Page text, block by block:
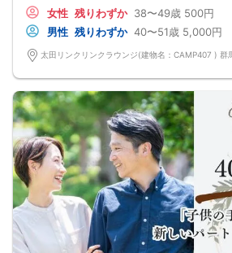
【プロフィールカードとは】
会話が盛り上がるようプロフィールカードをご用意して
★話題探しにもう悩まなくても大丈夫です★
貴方に代わり良い印象だった方にマッチングカードを
【1】好印象の方の番号をお書き下さい(最大5枚出せま
【2】名前･連絡先･メッセージをお書き下さい♪
【3】連絡先をお伝えする方法になるので積極的にご活
★気に入った方だけに自分の連絡先をカードで教えれ
皆様のご参加お待ちしております♪
秋は紅葉がキレイな京都へ
冬は草津で雪見温泉
旅行好きのお相手となら
1年中、ステキな思い出が作れますね。
さらに
”前回参加の男性一部紹介！
40代／営業職役員／身長177cm／明るい性格で紳士
40代／会社経営者／年収900万円以上
40代／国家公務員／年収800万円以上
などなど魅力的な方が多数でした！
県内最大数10対10！トークタイム中の連絡先交換自由
①＼群馬最大級の男女10対10／
多すぎず少なすぎず、参加者様が求める理想の人数を作
（最小催行人数3:3）
②直接の連絡先交換自由♪
気の合う方がいたら直接連絡先交換してもOK！
トークタイムについて♪
1対1の着席型トークタイム♪
女性 残りわずか 38〜49歳 500円
男性 残りわずか 40〜51歳 5,000円
太田リンクリンクラウンジ(建物名：CAMP407 ) 群